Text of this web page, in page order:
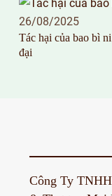
26/08/2025
Tác hại của bao bì
đại
Công Ty